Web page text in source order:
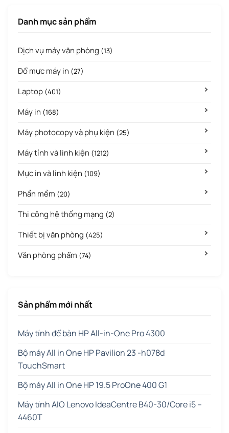
Danh mục sản phẩm
Dịch vụ máy văn phòng (13)
Đổ mực máy in (27)
Laptop (401)
Máy in (168)
Máy photocopy và phụ kiện (25)
Máy tính và linh kiện (1212)
Mực in và linh kiện (109)
Phần mềm (20)
Thi công hệ thống mạng (2)
Thiết bị văn phòng (425)
Văn phòng phẩm (74)
Sản phẩm mới nhất
Máy tính để bàn HP All-in-One Pro 4300
Bộ máy All in One HP Pavilion 23 -h078d
TouchSmart
Bộ máy All in One HP 19.5 ProOne 400 G1
Máy tính AIO Lenovo IdeaCentre B40-30/Core i5 –
4460T